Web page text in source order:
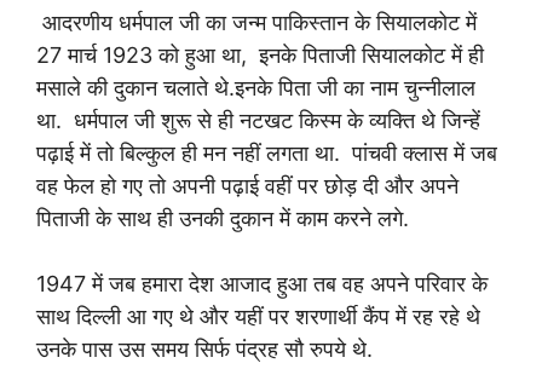
आदरणीय धर्मपाल जी का जन्म पाकिस्तान के सियालकोट में
27 मार्च 1923 को हुआ था, इनके पिताजी सियालकोट में ही
मसाले की दुकान चलाते थे.इनके पिता जी का नाम चुन्नीलाल
था. धर्मपाल जी शुरू से ही नटखट किस्म के व्यक्ति थे जिन्हें
पढ़ाई में तो बिल्कुल ही मन नहीं लगता था. पांचवी क्लास में जब
वह फेल हो गए तो अपनी पढ़ाई वहीं पर छोड़ दी और अपने
पिताजी के साथ ही उनकी दुकान में काम करने लगे.
1947 में जब हमारा देश आजाद हुआ तब वह अपने परिवार के
साथ दिल्ली आ गए थे और यहीं पर शरणार्थी कैंप में रह रहे थे
उनके पास उस समय सिर्फ पंद्रह सौ रुपये थे.